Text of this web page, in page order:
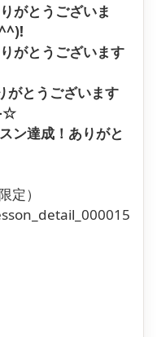
とうございま
とうございます
とうございます
☆
達成！ありがと
定）